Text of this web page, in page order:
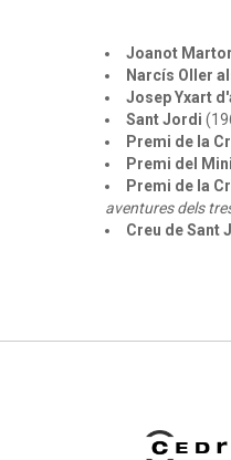
Joanot
Narcís Oller
Josep Yxart
Sant Jordi
Premi de la
Premi del
Premi de la
aventures dels
Creu de Sant